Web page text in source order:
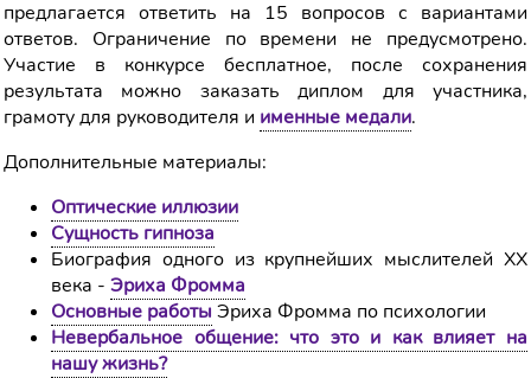
предлагается ответить на 15 вопросов с вариантами
ответов. Ограничение по времени не предусмотрено.
Участие в конкурсе бесплатное, после сохранения
результата можно заказать диплом для участника,
грамоту для руководителя и именные медали.
Дополнительные материалы:
Оптические иллюзии
Сущность гипноза
Биография одного из крупнейших мыслителей XX
века - Эриха Фромма
Основные работы Эриха Фромма по психологии
Невербальное общение: что это и как влияет на
нашу жизнь?